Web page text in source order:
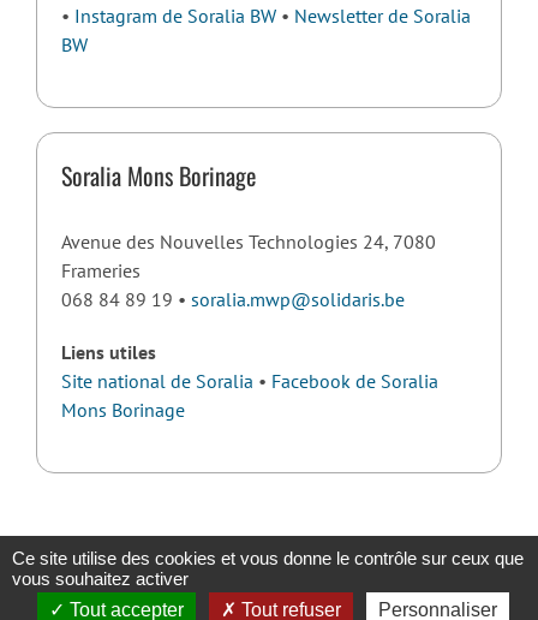
• Instagram de Soralia BW• Newsletter de Soralia
BW
Soralia Mons Borinage
Avenue des Nouvelles Technologies 24, 7080
Frameries
068 84 89 19 • soralia.mwp@solidaris.be
Liens utiles
Site national de Soralia • Facebook de Soralia
Mons Borinage
Copyright 2023 |Solidaris Wallonie|Mentions légales et politique de
confidentialité
Ce site utilise des cookies et vous donne le contrôle sur ceux que
vous souhaitez activer
Tout accepter
Tout refuser Personnaliser